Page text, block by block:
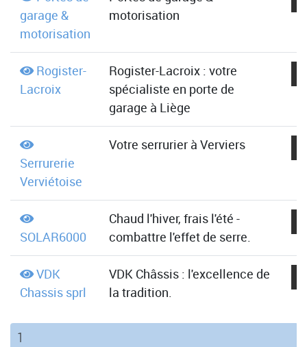
garage &
motorisation
motorisation
Rogister-
Lacroix
Rogister-Lacroix : votre
spécialiste en porte de
garage à Liège
Serrurerie
Verviétoise
Votre serrurier à Verviers
SOLAR6000
Chaud l'hiver, frais l'été -
combattre l'effet de serre.
VDK
Chassis sprl
VDK Châssis : l'excellence de
la tradition.
1